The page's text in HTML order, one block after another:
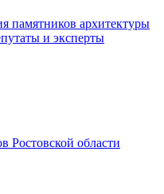
памятников архитектуры
и эксперты
Ростовской области